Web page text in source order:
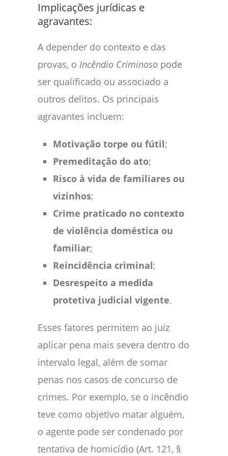
Implicações jurídicas e
agravantes:
A depender do contexto e das
provas, o Incêndio Criminoso pode
ser qualificado ou associado a
outros delitos. Os principais
agravantes incluem:
Motivação torpe ou fútil;
Premeditação do ato;
Risco à vida de familiares ou
vizinhos;
Crime praticado no contexto
de violência doméstica ou
familiar;
Reincidência criminal;
Desrespeito a medida
protetiva judicial vigente.
Esses fatores permitem ao juiz
aplicar pena mais severa dentro do
intervalo legal, além de somar
penas nos casos de concurso de
crimes. Por exemplo, se o incêndio
teve como objetivo matar alguém,
o agente pode ser condenado por
tentativa de homicídio (Art. 121, §